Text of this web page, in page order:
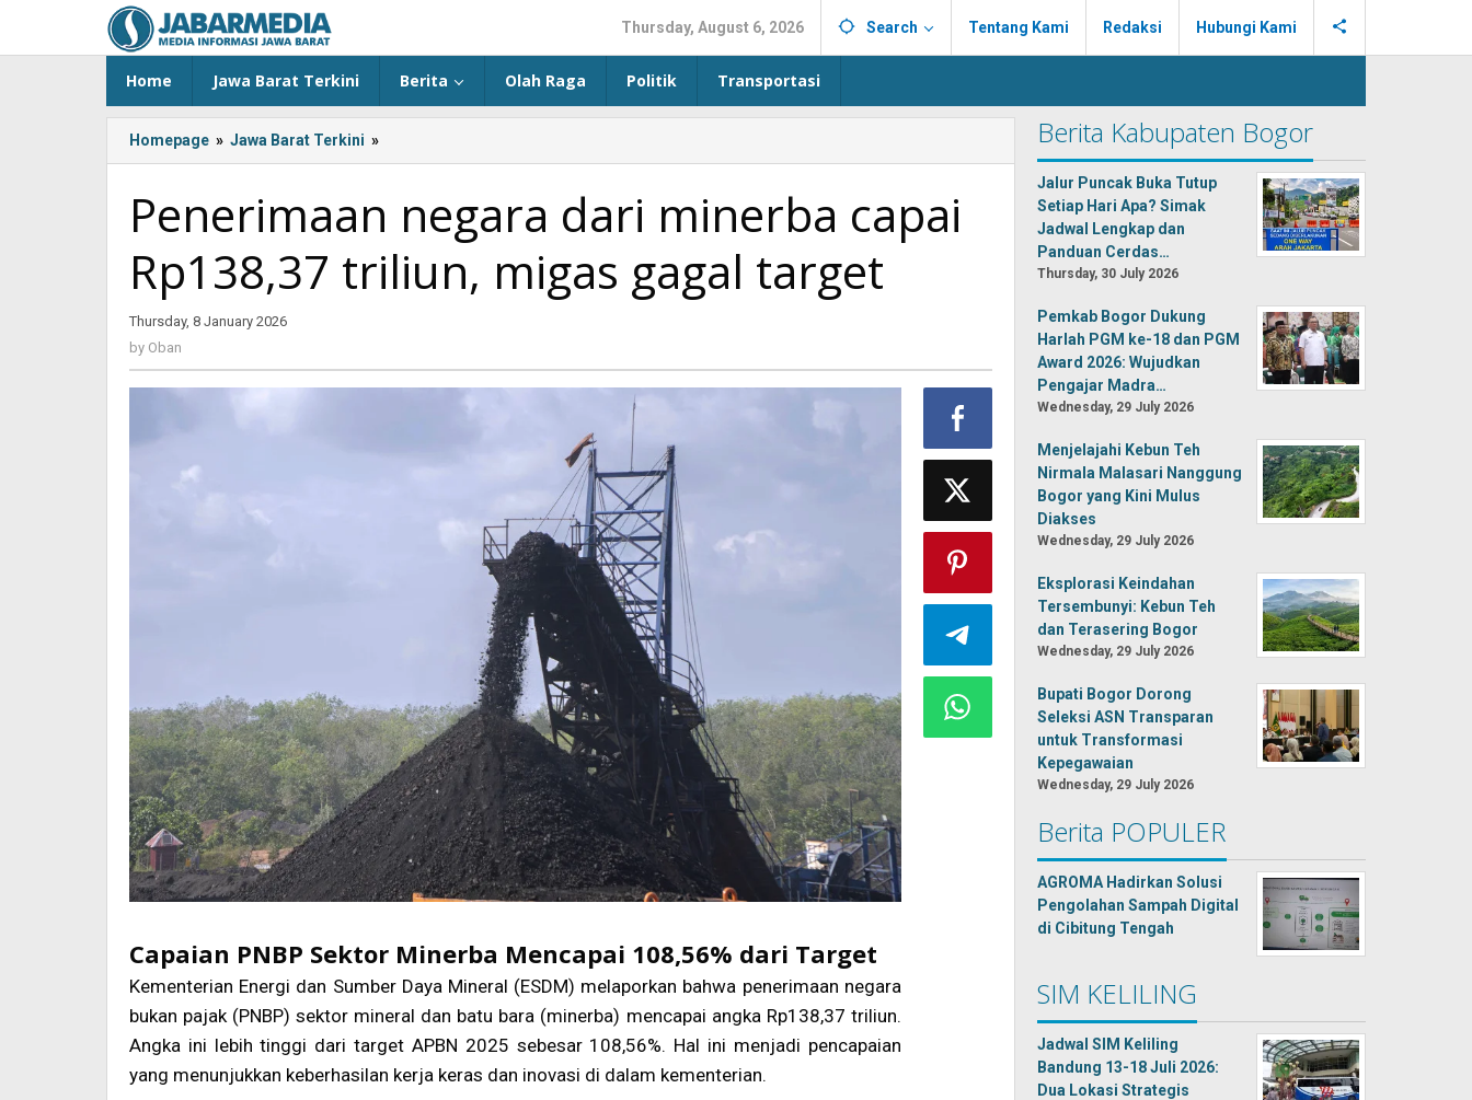
content
Thursday, August 6, 2026 Search Tentang Kami Redaksi Hubungi Kami
Home Jawa Barat Terkini Berita Olah Raga Politik Transportasi
Homepage » Jawa Barat Terkini »
negara
minerba
capai
Rp138,37
triliun,
Penerimaan negara dari minerba capai
Rp138,37 triliun, migas gagal target
Thursday, 8 January 2026
by Oban
Capaian PNBP Sektor Minerba Mencapai 108,56% dari Target
Kementerian Energi dan Sumber Daya Mineral (ESDM) melaporkan bahwa penerimaan negara
bukan pajak (PNBP) sektor mineral dan batu bara (minerba) mencapai angka Rp138,37 triliun.
Angka ini lebih tinggi dari target APBN 2025 sebesar 108,56%. Hal ini menjadi pencapaian
yang menunjukkan keberhasilan kerja keras dan inovasi di dalam kementerian.
Berita Kabupaten Bogor
Jalur Puncak Buka Tutup
Setiap Hari Apa? Simak
Jadwal Lengkap dan
Panduan Cerdas…
Thursday, 30 July 2026
Pemkab Bogor Dukung
Harlah PGM ke-18 dan PGM
Award 2026: Wujudkan
Pengajar Madra…
Wednesday, 29 July 2026
Menjelajahi Kebun Teh
Nirmala Malasari Nanggung
Bogor yang Kini Mulus
Diakses
Wednesday, 29 July 2026
Eksplorasi Keindahan
Tersembunyi: Kebun Teh
dan Terasering Bogor
Wednesday, 29 July 2026
Bupati Bogor Dorong
Seleksi ASN Transparan
untuk Transformasi
Kepegawaian
Wednesday, 29 July 2026
Berita POPULER
AGROMA Hadirkan Solusi
Pengolahan Sampah Digital
di Cibitung Tengah
SIM KELILING
Jadwal SIM Keliling
Bandung 13-18 Juli 2026:
Dua Lokasi Strategis